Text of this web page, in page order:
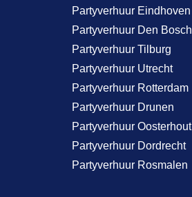
Partyverhuur Eindhoven
Partyverhuur Den Bosch
Partyverhuur Tilburg
Partyverhuur Utrecht
Partyverhuur Rotterdam
Partyverhuur Drunen
Partyverhuur Oosterhout
Partyverhuur Dordrecht
Partyverhuur Rosmalen